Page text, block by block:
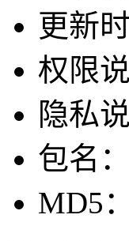
更新
权限说
隐私
包名
MD5